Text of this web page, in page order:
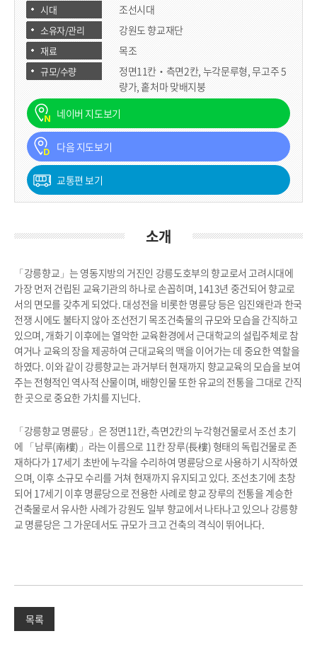
시대 조선시대
소유자/관리
자
강원도 향교재단
재료 목조
규모/수량
정면11칸‧측면2칸, 누각문루형, 무고주 5
량가, 홑처마 맞배지붕
네이버 지도보기
다음 지도보기
교통편 보기
소개
「강릉향교」는 영동지방의 거진인 강릉도호부의 향교로서 고려시대에
가장 먼저 건립된 교육기관의 하나로 손꼽히며, 1413년 중건되어 향교로
서의 면모를 갖추게 되었다. 대성전을 비롯한 명륜당 등은 임진왜란과 한국
전쟁 시에도 불타지 않아 조선전기 목조건축물의 규모와 모습을 간직하고
있으며, 개화기 이후에는 열악한 교육환경에서 근대학교의 설립주체로 참
여거나 교육의 장을 제공하여 근대교육의 맥을 이어가는 데 중요한 역할을
하였다. 이와 같이 강릉향교는 과거부터 현재까지 향교교육의 모습을 보여
주는 전형적인 역사적 산물이며, 배향인물 또한 유교의 전통을 그대로 간직
한 곳으로 중요한 가치를 지닌다.
「강릉향교 명륜당」은 정면11칸, 측면2칸의 누각형건물로서 조선 초기
에 「남루(南樓)」라는 이름으로 11칸 장루(長樓) 형태의 독립건물로 존
재하다가 17세기 초반에 누각을 수리하여 명륜당으로 사용하기 시작하였
으며, 이후 소규모 수리를 거쳐 현재까지 유지되고 있다. 조선초기에 초창
되어 17세기 이후 명륜당으로 전용한 사례로 향교 장루의 전통을 계승한
건축물로서 유사한 사례가 강원도 일부 향교에서 나타나고 있으나 강릉향
교 명륜당은 그 가운데서도 규모가 크고 건축의 격식이 뛰어나다.
목록